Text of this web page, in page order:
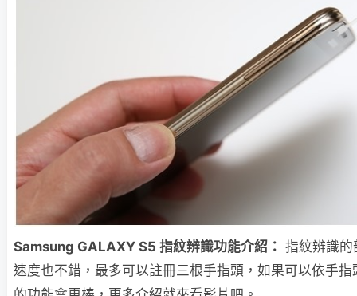
Samsung GALAXY S5 指紋辨識功能介紹： 指紋辨識
速度也不錯，最多可以註冊三根手指頭，如果可以依手